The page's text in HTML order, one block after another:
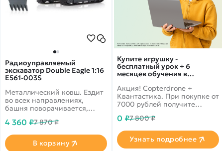
Купите игрушку -
бесплатный урок + 6
месяцев обучения в
Акция! Copterdrone +
Квантастика. При покупке от
7000 рублей получите
нашего партнера
0 ₽7 800 ₽
Узнать подробнее
Радиоуправляемый
экскаватор Double Eagle 1:16
E561-003S
Металлический ковш. Ездит
во всех направлениях,
башня поворачивается,
местах.
4 360 ₽7 870 ₽
В корзину